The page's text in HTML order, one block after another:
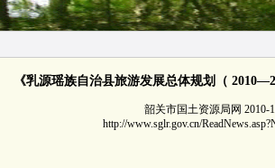
《乳源瑶族自治县旅游发展总体规划（
韶关市国土资源局网 2010-
http://www.sglr.gov.cn/